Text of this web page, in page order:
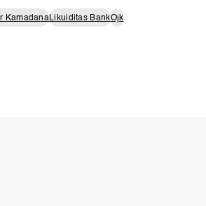
KamadanaLikuiditas BankOjk